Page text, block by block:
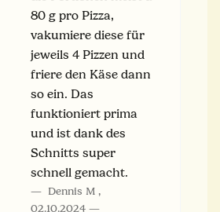
80 g pro Pizza,
vakumiere diese für
jeweils 4 Pizzen und
friere den Käse dann
so ein. Das
funktioniert prima
und ist dank des
Schnitts super
schnell gemacht.
Dennis M ,
02.10.2024